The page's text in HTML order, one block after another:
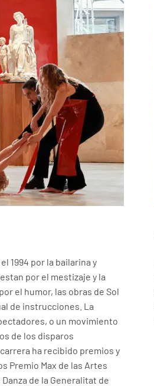
1994 por la bailarina y
por el mestizaje y la
el humor, las obras de Sol
de instrucciones. La
o un movimiento
de los disparos
ha recibido premios y
Premio Max de las Artes
de la Generalitat de